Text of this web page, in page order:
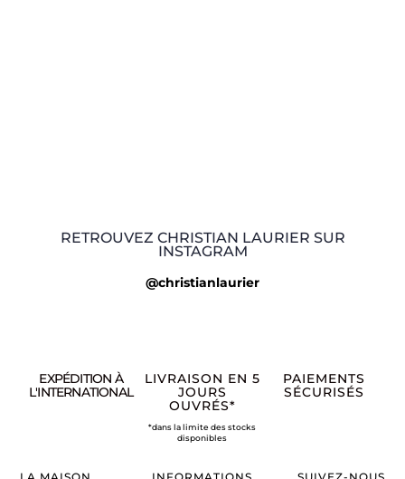
RETROUVEZ CHRISTIAN LAURIER SUR
INSTAGRAM
@christianlaurier
EXPÉDITION À
L'INTERNATIONAL
LIVRAISON EN 5
JOURS
OUVRÉS*
*dans la limite des stocks
disponibles
PAIEMENTS
SÉCURISÉS